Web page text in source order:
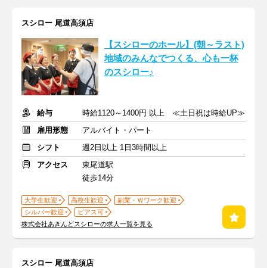
スシロー 尾道高須店
【スシローのホール】(朝～ラスト)
地域のみんなでつくる、心も一杯
のスシロー♪
給与
時給1120～1400円 以上 ≪土日祝は時給UP≫
雇用形態
アルバイト・パート
シフト
週2日以上 1日3時間以上
アクセス
東尾道駅
徒歩14分
大学生歓迎 高校生歓迎
副業・Ｗワーク歓迎
シルバー歓迎
ピアス可
株式会社あきんどスシローの求人一覧を見る
スシロー 尾道高須店